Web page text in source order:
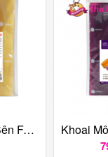
Đậu Xanh - Nhân Sên Farina Luna 1Kg